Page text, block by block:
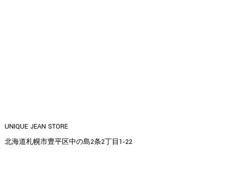
UNIQUE JEAN STORE
北海道札幌市豊平区中の島2条2丁目1‐22